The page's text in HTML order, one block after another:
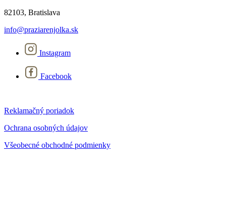
82103, Bratislava
info@praziarenjolka.sk
Instagram
Facebook
Reklamačný poriadok
Ochrana osobných údajov
Všeobecné obchodné podmienky